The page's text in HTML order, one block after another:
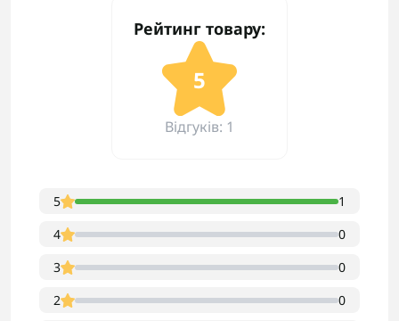
Рейтинг товару:
5
Відгуків: 1
5
1
4
0
3
0
2
0